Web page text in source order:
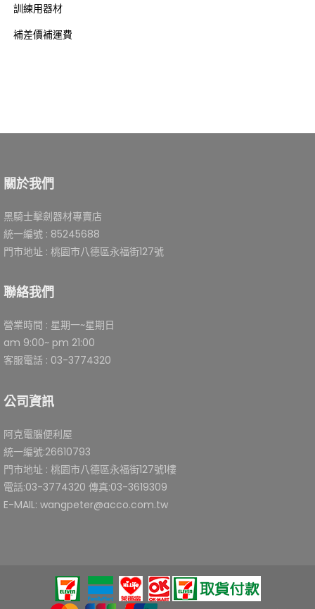
訓練用器材
補差價補運費
關於我們
黑騎士擊劍器材專賣店
統一編號 : 85245688
門市地址 : 桃園市八德區永福街127號
聯絡我們
營業時間 : 星期一~星期日
am 9:00~ pm 21:00
客服電話 : 03-3774320
公司資訊
阿克電腦便利屋
統一編號:26610793
門市地址 : 桃園市八德區永福街127號1樓
電話:03-3774320 傳真:03-3619309
E-MAIL: wangpeter@acco.com.tw